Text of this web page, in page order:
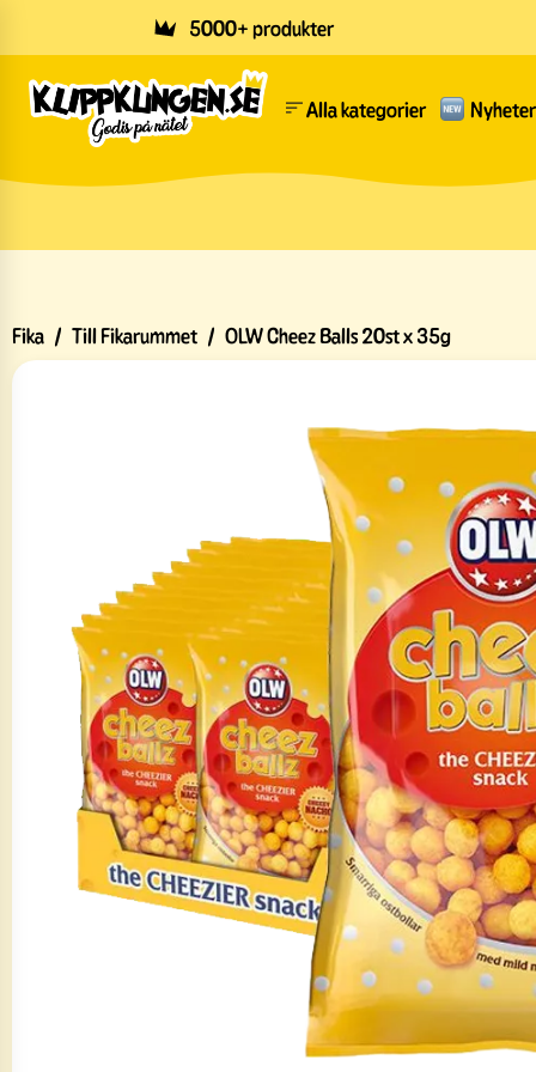
5000+ produkter
Alla kategorier Nyheter
Fika / Till Fikarummet / OLW Cheez Balls 20st x 35g